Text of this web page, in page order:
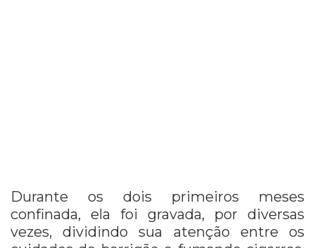
Durante os dois primeiros meses
confinada, ela foi gravada, por diversas
vezes, dividindo sua atenção entre os